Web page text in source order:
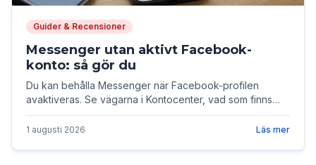
Guider & Recensioner
Messenger utan aktivt Facebook-
konto: så gör du
Du kan behålla Messenger när Facebook-profilen
avaktiveras. Se vägarna i Kontocenter, vad som finns
kvar och hur du undviker återaktivering.
1 augusti 2026 Läs mer